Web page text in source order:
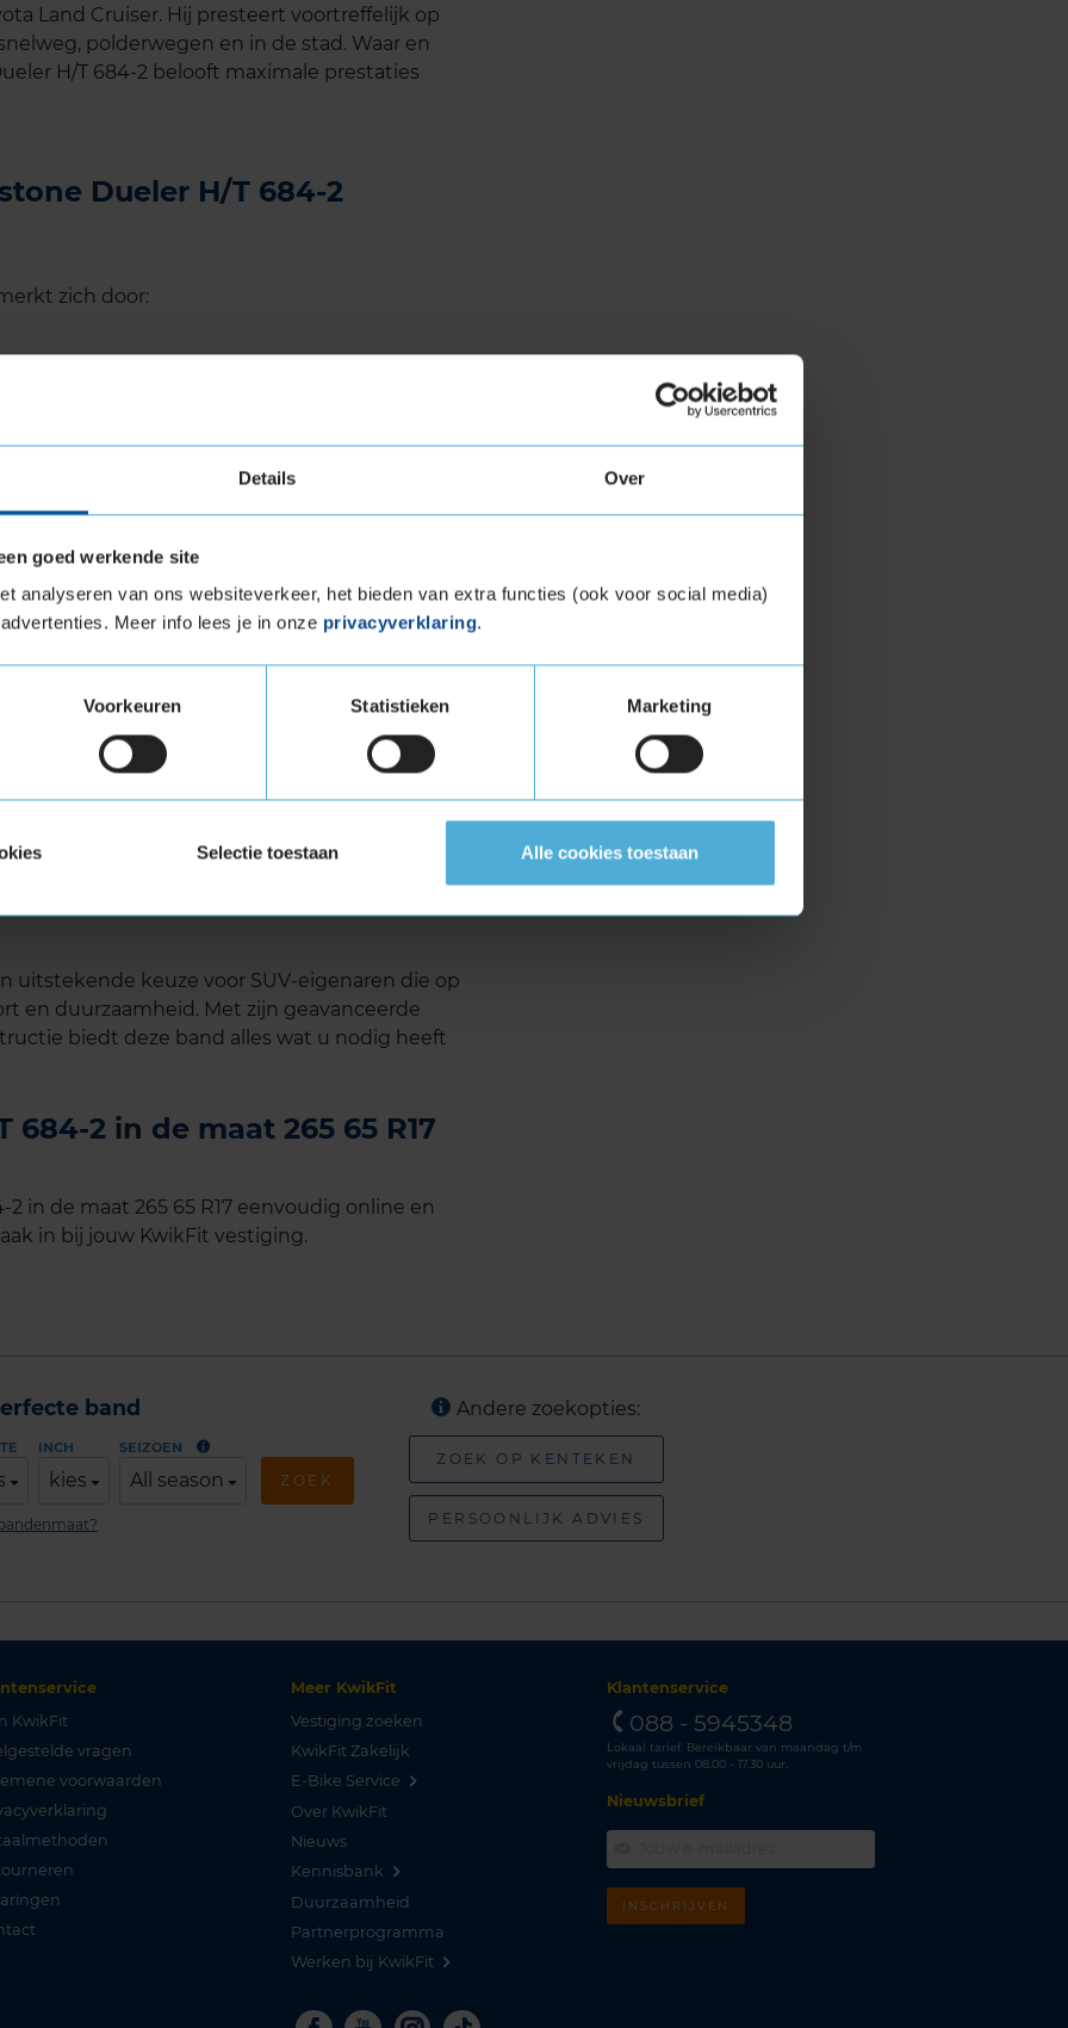
Details Over
goed werkende site
analyseren van ons websiteverkeer, het bieden van extra functies (ook voor social media)
Meer info lees je in onze privacyverklaring.
Voorkeuren Statistieken Marketing
Selectie toestaan Alle cookies toestaan
Land Cruiser. Hij presteert voortreffelijk op
polderwegen en in de stad. Waar en
H/T 684-2 belooft maximale prestaties
Dueler H/T 684-2
zich door:
levensduur
H/T 684 is indrukwekkend dankzij de
loopvlakontwerp. Deze band
waardoor u minder vaak banden
uw geld krijgt.
geluid
DUELER H/T 684 is de stille werking. De
wat zorgt voor een
ritten aangenamer, zowel voor de
uitstekende keuze voor SUV-eigenaren die op
en duurzaamheid. Met zijn geavanceerde
biedt deze band alles wat u nodig heeft
684-2 in de maat 265 65 R17
in de maat 265 65 R17 eenvoudig online en
in bij jouw KwikFit vestiging.
band
INCH
kies
SEIZOEN
All season ZOEK
Andere zoekopties:
ZOEK OP KENTEKEN
PERSOONLIJK ADVIES
KwikFit
vragen
voorwaarden
Meer KwikFit
Vestiging zoeken
KwikFit Zakelijk
E-Bike Service
Over KwikFit
Nieuws
Kennisbank
Duurzaamheid
Partnerprogramma
Werken bij KwikFit
Klantenservice
088 - 5945348
Lokaal tarief. Bereikbaar van maandag t/m
vrijdag tussen 08.00 - 17.30 uur.
Nieuwsbrief
INSCHRIJVEN